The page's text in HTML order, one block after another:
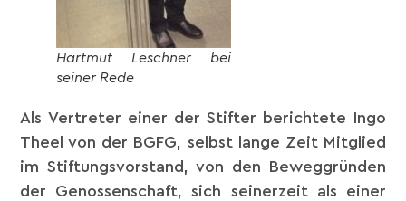
Hartmut Leschner bei
seiner Rede
Als Vertreter einer der Stifter berichtete Ingo
Theel von der BGFG, selbst lange Zeit Mitglied
im Stiftungsvorstand, von den Beweggründen
der Genossenschaft, sich seinerzeit als einer